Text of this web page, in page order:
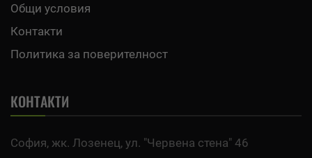
Общи условия
Контакти
Политика за поверителност
КОНТАКТИ
София, жк. Лозенец, ул. "Червена стена" 46